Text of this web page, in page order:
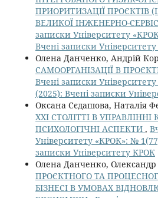
ПРИОРИТИЗАЦІЇ ПРОЄКТІВ
ВЕЛИКОЇ ІНЖЕНЕРНО-
записки Університету
Вчені записки
Олена Данченко, Андрій
САМООРГАНІЗАЦІЇ В
Вчені записки
(2025): Вчені записки
Оксана Сєдашова, Наталія
XXI СТОЛІТТІ В
ПСИХОЛОГІЧНІ АСПЕКТИ ,
Університету «КРОК»: №
записки Університету КРОК
Олена Данченко, Олександр
ПРОЄКТНОГО ТА
БІЗНЕСІ В УМОВАХ